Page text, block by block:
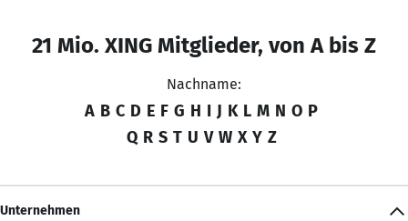
21 Mio. XING Mitglieder, von A bis Z
Nachname:
A B C D E F G H I J K L M N O P
Q R S T U V W X Y Z
Unternehmen